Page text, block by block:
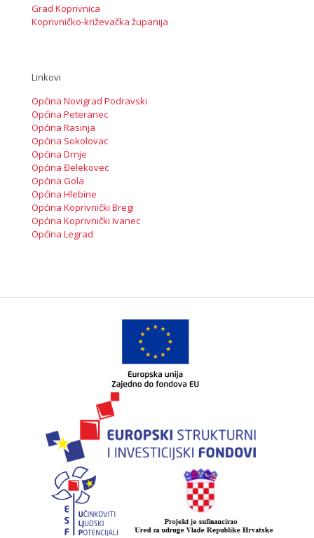
Grad Koprivnica
Koprivničko-križevačka županija
Linkovi
Općina Novigrad Podravski
Općina Peteranec
Općina Rasinja
Općina Sokolovac
Općina Drnje
Općina Đelekovec
Općina Gola
Općina Hlebine
Općina Koprivnički Bregi
Općina Koprivnički Ivanec
Općina Legrad